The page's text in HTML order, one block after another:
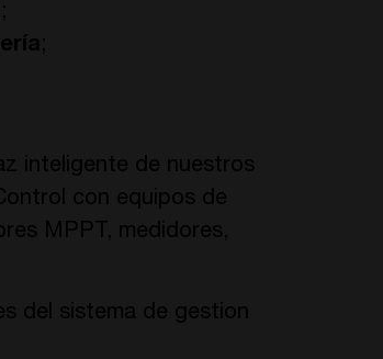
;
;
inteligente de nuestros
con equipos de
MPPT, medidores,
del sistema de gestion